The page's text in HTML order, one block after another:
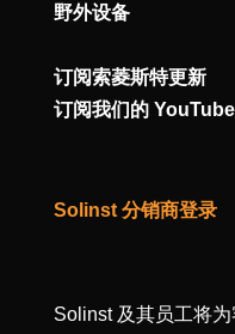
野外设备
订阅索菱斯特更新
订阅我们的
Solinst 分销商登录
Solinst 及其员工将